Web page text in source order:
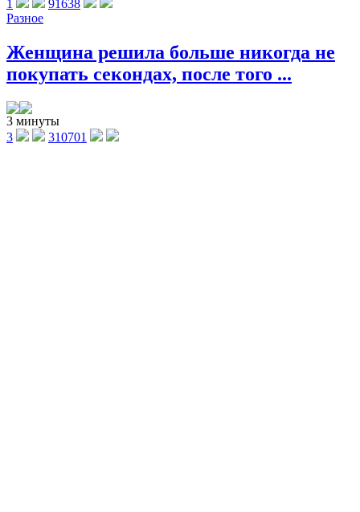
1
91638
Разное
Женщина решила больше никогда не
покупать секондах, после того ...
3 минуты
3
310701